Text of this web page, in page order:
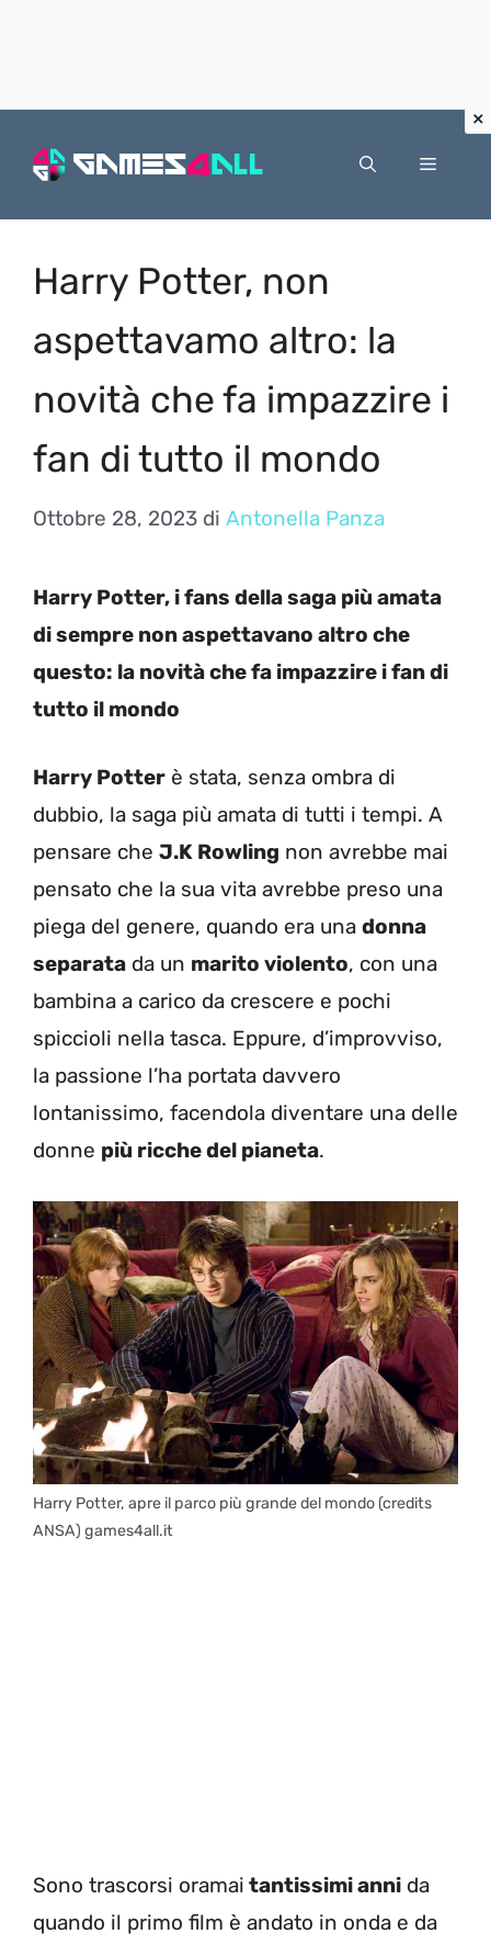
Menu
Harry Potter, non
aspettavamo altro: la
novità che fa impazzire i
fan di tutto il mondo
Ottobre 28, 2023 di Antonella Panza
Harry Potter, i fans della saga più amata
di sempre non aspettavano altro che
questo: la novità che fa impazzire i fan di
tutto il mondo
Harry Potter è stata, senza ombra di
dubbio, la saga più amata di tutti i tempi. A
pensare che J.K Rowling non avrebbe mai
pensato che la sua vita avrebbe preso una
piega del genere, quando era una donna
separata da un marito violento, con una
bambina a carico da crescere e pochi
spiccioli nella tasca. Eppure, d’improvviso,
la passione l’ha portata davvero
lontanissimo, facendola diventare una delle
donne più ricche del pianeta.
Harry Potter, apre il parco più grande del mondo (credits
ANSA) games4all.it
Sono trascorsi oramai tantissimi anni da
quando il primo film è andato in onda e da